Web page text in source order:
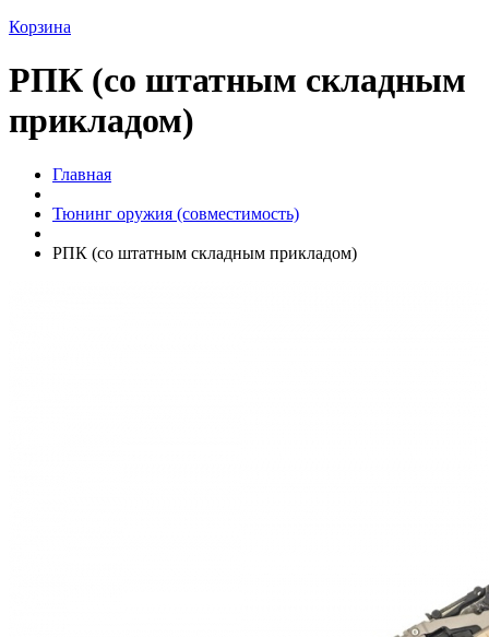
Корзина
РПК (со штатным складным
прикладом)
Главная
Тюнинг оружия (совместимость)
РПК (со штатным складным прикладом)